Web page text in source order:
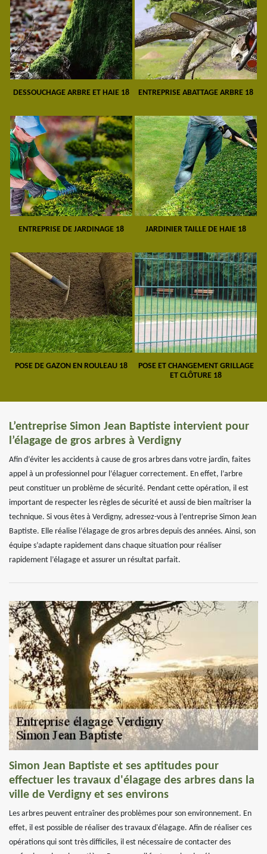
DESSOUCHAGE ARBRE ET HAIE 18 ENTREPRISE ABATTAGE ARBRE 18
ENTREPRISE DE JARDINAGE 18 JARDINIER TAILLE DE HAIE 18
POSE DE GAZON EN ROULEAU 18
POSE ET CHANGEMENT GRILLAGE
ET CLÔTURE 18
L’entreprise Simon Jean Baptiste intervient pour
l’élagage de gros arbres à Verdigny
Afin d’éviter les accidents à cause de gros arbres dans votre jardin, faites
appel à un professionnel pour l’élaguer correctement. En effet, l’arbre
peut constituer un problème de sécurité. Pendant cette opération, il est
important de respecter les règles de sécurité et aussi de bien maîtriser la
technique. Si vous êtes à Verdigny, adressez-vous à l’entreprise Simon Jean
Baptiste. Elle réalise l’élagage de gros arbres depuis des années. Ainsi, son
équipe s’adapte rapidement dans chaque situation pour réaliser
rapidement l’élagage et assurer un résultat parfait.
Simon Jean Baptiste et ses aptitudes pour
effectuer les travaux d'élagage des arbres dans la
ville de Verdigny et ses environs
Les arbres peuvent entraîner des problèmes pour son environnement. En
effet, il est possible de réaliser des travaux d'élagage. Afin de réaliser ces
opérations qui sont très difficiles, il est nécessaire de contacter des